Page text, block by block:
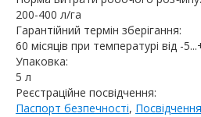
200-400 л/га
Гарантійний термін зберігання:
60 місяців при температурі від -
Упаковка:
5 л
Реєстраційне посвідчення:
Паспорт безпечності,